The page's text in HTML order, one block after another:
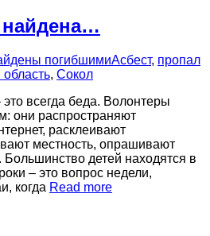
погибшимиАсбест, пропал
, Сокол
всегда беда. Волонтеры
они распространяют
расклеивают
местность, опрашивают
детей находятся в
– это вопрос недели,
когда Read more